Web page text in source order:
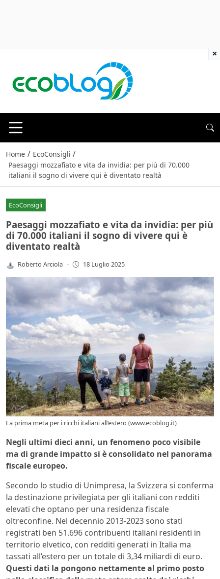
Home / EcoConsigli /
Paesaggi mozzafiato e vita da invidia: per più di 70.000
italiani il sogno di vivere qui è diventato realtà
EcoConsigli
Paesaggi mozzafiato e vita da invidia: per più
di 70.000 italiani il sogno di vivere qui è
diventato realtà
Roberto Arciola - 18 Luglio 2025
La prima meta per i ricchi italiani all’estero (www.ecoblog.it)
Negli ultimi dieci anni, un fenomeno poco visibile
ma di grande impatto si è consolidato nel panorama
fiscale europeo.
Secondo lo studio di Unimpresa, la Svizzera si conferma
la destinazione privilegiata per gli italiani con redditi
elevati che optano per una residenza fiscale
oltreconfine. Nel decennio 2013-2023 sono stati
registrati ben 51.696 contribuenti italiani residenti in
territorio elvetico, con redditi generati in Italia ma
tassati all’estero per un totale di 3,34 miliardi di euro.
Questi dati la pongono nettamente al primo posto
×